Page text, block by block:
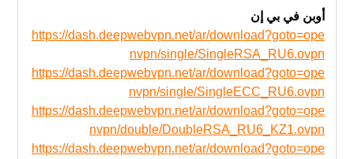
أوبن في بي إن
https://dash.deepwebvpn.net/ar/download?goto=ope
nvpn/single/SingleRSA_RU6.ovpn
https://dash.deepwebvpn.net/ar/download?goto=ope
nvpn/single/SingleECC_RU6.ovpn
https://dash.deepwebvpn.net/ar/download?goto=ope
nvpn/double/DoubleRSA_RU6_KZ1.ovpn
https://dash.deepwebvpn.net/ar/download?goto=ope